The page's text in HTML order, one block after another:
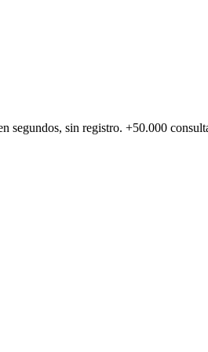
sin registro. +50.000